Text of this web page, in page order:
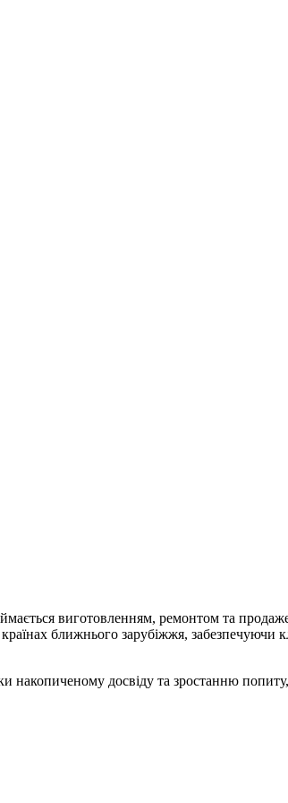
виготовленням, ремонтом та
ближнього зарубіжжя, забезпечуючи
накопиченому досвіду та зростанню